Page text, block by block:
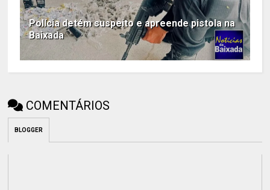
Polícia detém suspeito e apreende pistola na
Baixada
COMENTÁRIOS
BLOGGER